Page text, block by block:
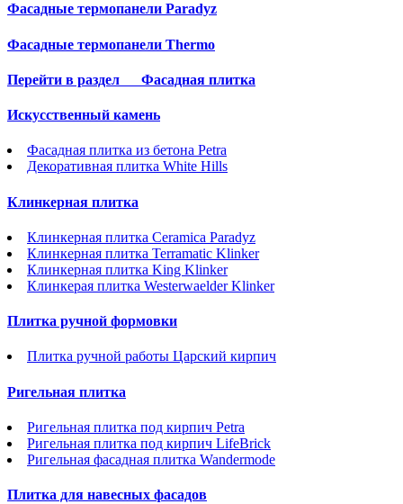
Фасадные термопанели Paradyz
Фасадные термопанели Thermo
Перейти в раздел Фасадная плитка
Искусственный камень
Фасадная плитка из бетона Petra
Декоративная плитка White Hills
Клинкерная плитка
Клинкерная плитка Ceramica Paradyz
Клинкерная плитка Terramatic Klinker
Клинкерная плитка King Klinker
Клинкерая плитка Westerwaelder Klinker
Плитка ручной формовки
Плитка ручной работы Царский кирпич
Ригельная плитка
Ригельная плитка под кирпич Petra
Ригельная плитка под кирпич LifeBrick
Ригельная фасадная плитка Wandermode
Плитка для навесных фасадов